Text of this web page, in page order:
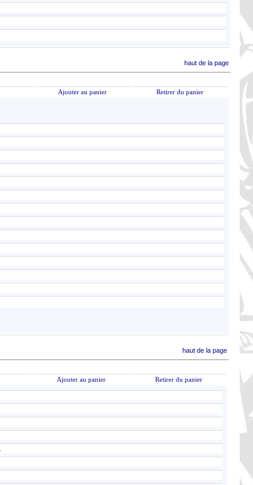
haut de la page
Ajouter au panier Retirer du panier
haut de la page
Ajouter au panier Retirer du panier